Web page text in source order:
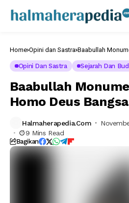
Home Opini dan Sastra Baabullah
Opini Dan Sastra
Sejarah Dan
Baabullah
Homo Deus Bangsa
Halmaherapedia.com
9 Mins Read
Bagikan